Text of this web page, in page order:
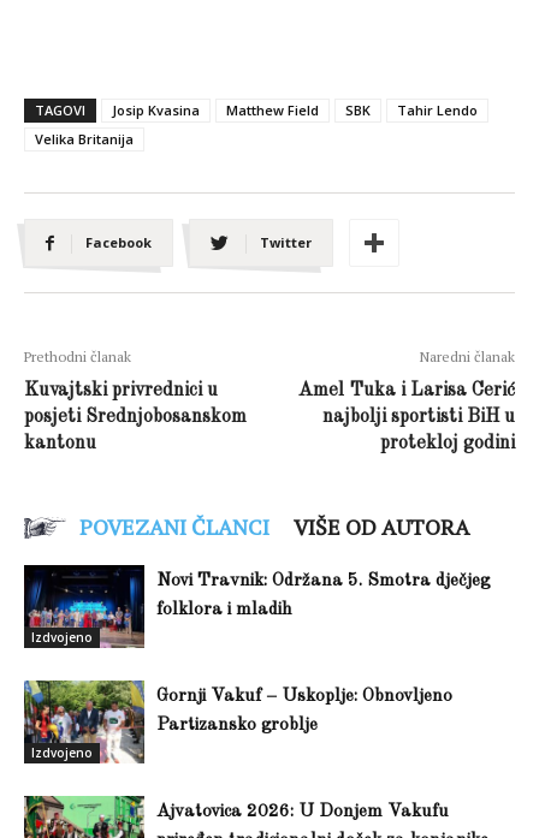
TAGOVI Josip Kvasina Matthew Field SBK
Tahir Lendo
Velika Britanija
Facebook Twitter
Prethodni članak
Kuvajtski privrednici u
posjeti Srednjobosanskom
kantonu
Naredni članak
Amel Tuka i Larisa Cerić
najbolji sportisti BiH u
protekloj godini
POVEZANI ČLANCI VIŠE OD AUTORA
Izdvojeno
Novi Travnik: Održana 5. Smotra dječjeg
folklora i mladih
Izdvojeno
Gornji Vakuf – Uskoplje: Obnovljeno
Partizansko groblje
Ajvatovica 2026: U Donjem Vakufu